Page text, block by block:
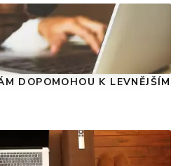
DOPOMOHOU K LEVNĚJŠÍM